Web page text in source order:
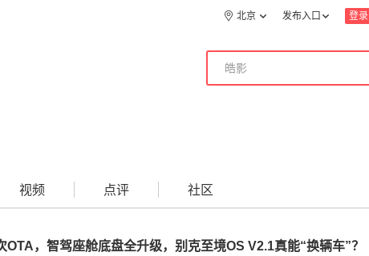
登录
发布入口
北京
视频 点评 社区
OTA，智驾座舱底盘全升级，别克至境OS V2.1真能“换辆车”？